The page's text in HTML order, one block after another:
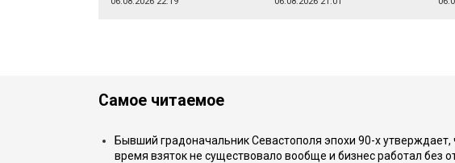
Самое читаемое
Бывший градоначальник Севастополя эпохи 90-х утверждает,
время взяток не существовало вообще и бизнес работал без